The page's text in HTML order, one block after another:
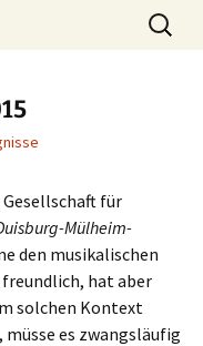
MusikerSuchen
nach:
für
Mülheim-
den musikalischen
hat aber
solchen Kontext
es zwangsläufig